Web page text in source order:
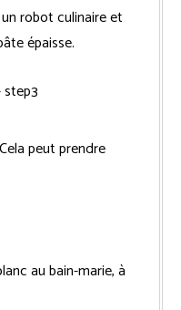
robot culinaire et
épaisse.
peut prendre
au bain-marie, à